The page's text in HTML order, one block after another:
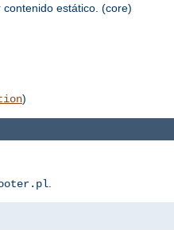
contenido estático. (core)
)
.